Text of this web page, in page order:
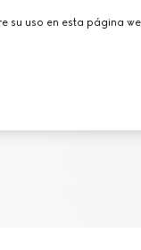
su uso en esta página